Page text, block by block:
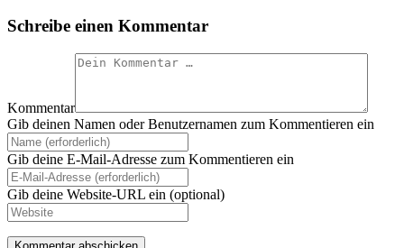
Schreibe einen Kommentar
Kommentar
Gib deinen Namen oder Benutzernamen zum Kommentieren ein
Gib deine E-Mail-Adresse zum Kommentieren ein
Gib deine Website-URL ein (optional)